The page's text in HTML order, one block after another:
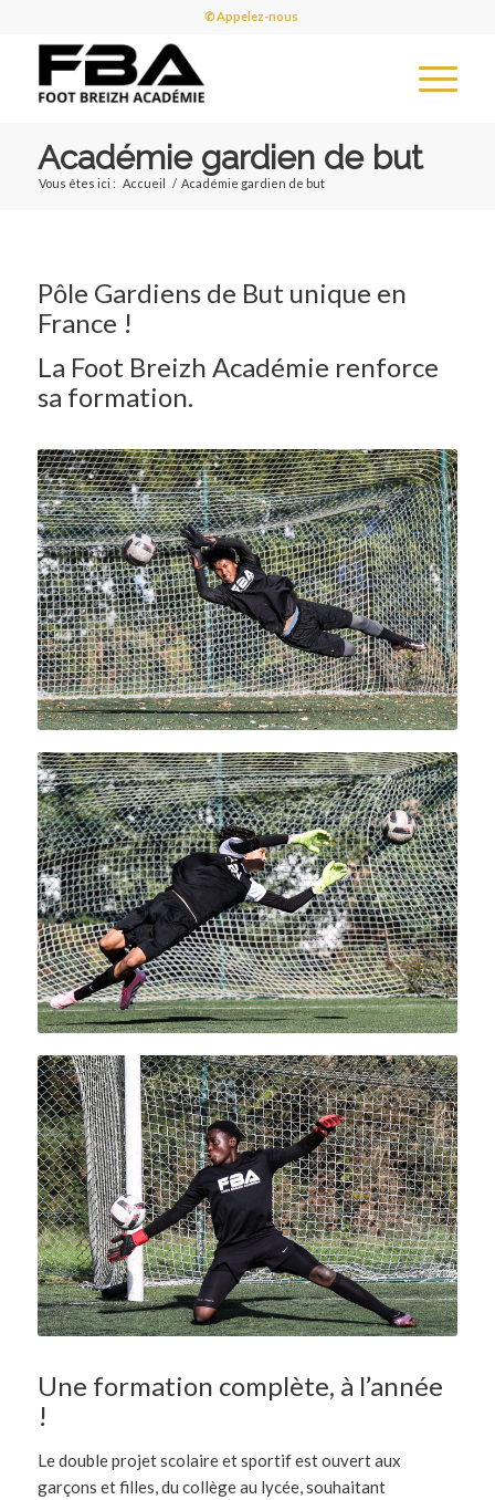
✆ Appelez-nous
Académie gardien de but
Vous êtes ici : Accueil / Académie gardien de but
Pôle Gardiens de But unique en
France !
La Foot Breizh Académie renforce
sa formation.
Une formation complète, à l’année
!
Le double projet scolaire et sportif est ouvert aux
garçons et filles, du collège au lycée, souhaitant